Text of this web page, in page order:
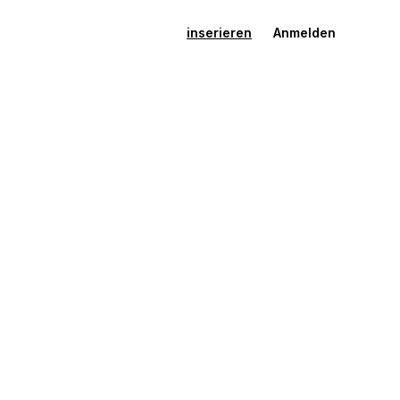
inserieren Anmelden